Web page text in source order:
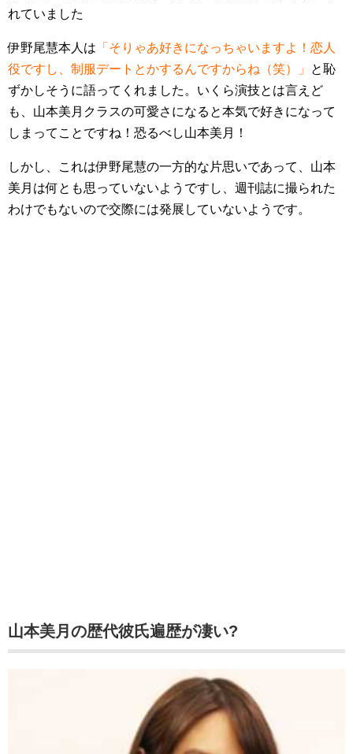
れていました
伊野尾慧本人は 「そりゃあ好きになっちゃいますよ！恋人
役ですし、制服デートとかするんですからね（笑）」
と恥
ずかしそうに語ってくれました。いくら演技とは言えど
も、山本美月クラスの可愛さになると本気で好きになって
しまってことですね！恐るべし山本美月！
しかし、これは伊野尾慧の一方的な片思いであって、山本
美月は何とも思っていないようですし、週刊誌に撮られた
わけでもないので交際には発展していないようです。
山本美月の歴代彼氏遍歴が凄い?